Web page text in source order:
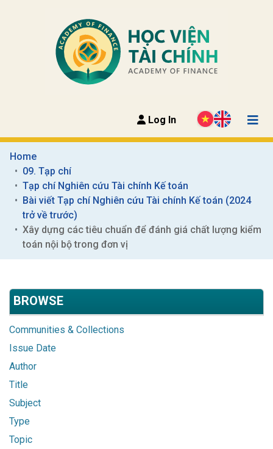
Log In
Home
09. Tạp chí
Tạp chí Nghiên cứu Tài chính Kế toán
Bài viết Tạp chí Nghiên cứu Tài chính Kế toán (2024
trở về trước)
Xây dựng các tiêu chuẩn để đánh giá chất lượng kiểm
toán nội bộ trong đơn vị
BROWSE
Communities & Collections
Issue Date
Author
Title
Subject
Type
Topic